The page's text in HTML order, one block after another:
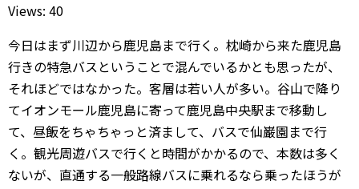
Views: 40
今日はまず川辺から鹿児島まで行く。枕崎から来た鹿児島
行きの特急バスということで混んでいるかとも思ったが、
それほどではなかった。客層は若い人が多い。谷山で降り
てイオンモール鹿児島に寄って鹿児島中央駅まで移動し
て、昼飯をちゃちゃっと済まして、バスで仙巌園まで行
く。観光周遊バスで行くと時間がかかるので、本数は多く
ないが、直通する一般路線バスに乗れるなら乗ったほうが